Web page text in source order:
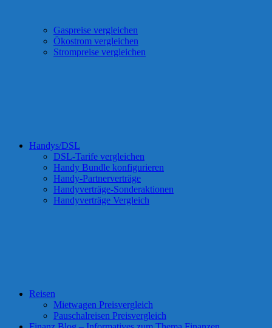
Gaspreise vergleichen
Ökostrom vergleichen
Strompreise vergleichen
Handys/DSL
DSL-Tarife vergleichen
Handy Bundle konfigurieren
Handy-Partnerverträge
Handyverträge-Sonderaktionen
Handyverträge Vergleich
Reisen
Mietwagen Preisvergleich
Pauschalreisen Preisvergleich